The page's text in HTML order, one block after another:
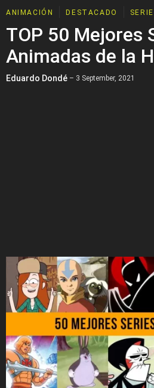
ANIMACIÓN DESTACADO
TOP 50 Mejores
Animadas de la
Eduardo Dondé – 3 September, 2021